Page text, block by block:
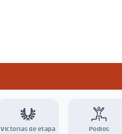
Victorias de etapa Podios